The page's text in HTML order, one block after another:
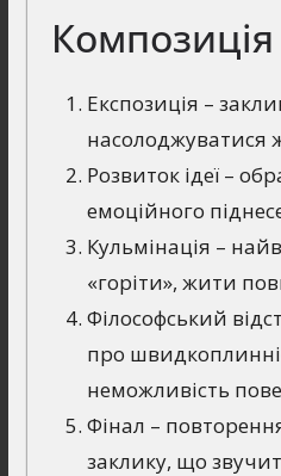
Експозиція –
насолоджуватися
Розвиток ідеї –
емоційного
Кульмінація –
«горіти», жити
Філософський
про
неможливість
Фінал –
заклику, що